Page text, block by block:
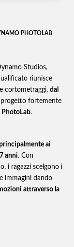
PHOTOLAB
Studios,
riunisce
cortometraggi, dal
fortemente
PhotoLab.
ai
anni. Con
i ragazzi scelgono i
immagini dando
attraverso la